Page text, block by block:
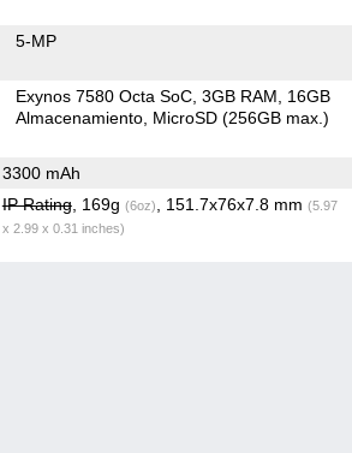
5-MP
Exynos 7580 Octa SoC 3GB RAM
16GB
Almacenamiento MicroSD (256GB max.)
3300 mAh
IP Rating, 169g (6oz) , 151.7x76x7.8 mm (5.97
x 2.99 x 0.31 inches)